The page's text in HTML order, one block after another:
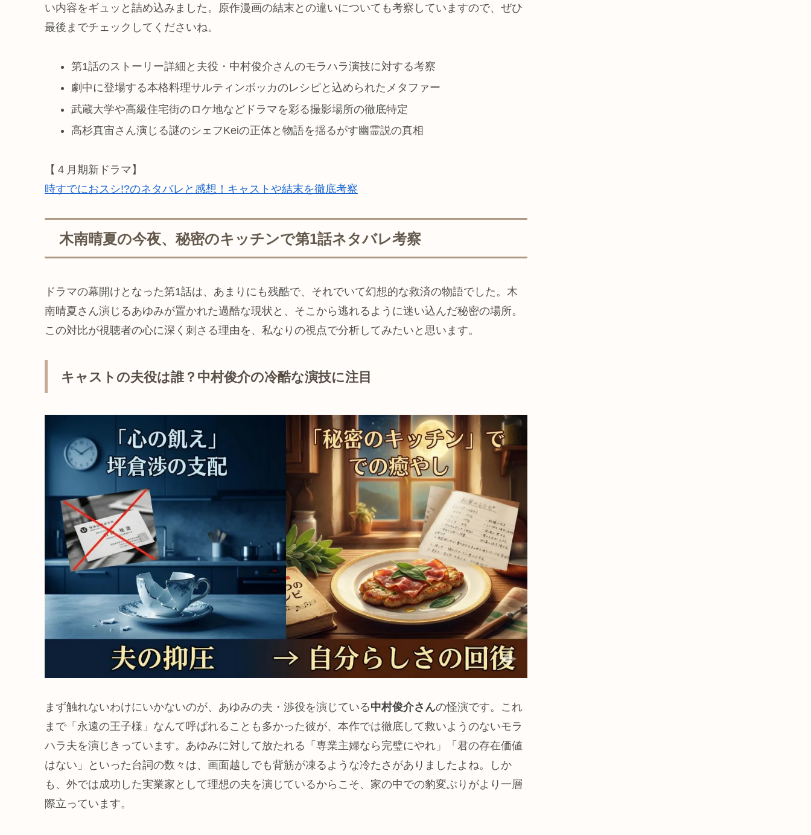
い内容をギュッと詰め込みました。原作漫画の結末との違いについても考察していますので、ぜひ
最後までチェックしてくださいね。
第1話のストーリー詳細と夫役・中村俊介さんのモラハラ演技に対する考察
劇中に登場する本格料理サルティンボッカのレシピと込められたメタファー
武蔵大学や高級住宅街のロケ地などドラマを彩る撮影場所の徹底特定
高杉真宙さん演じる謎のシェフKeiの正体と物語を揺るがす幽霊説の真相
【４月期新ドラマ】
時すでにおスシ!?のネタバレと感想！キャストや結末を徹底考察
木南晴夏の今夜、秘密のキッチンで第1話ネタバレ考察
ドラマの幕開けとなった第1話は、あまりにも残酷で、それでいて幻想的な救済の物語でした。木
南晴夏さん演じるあゆみが置かれた過酷な現状と、そこから逃れるように迷い込んだ秘密の場所。
この対比が視聴者の心に深く刺さる理由を、私なりの視点で分析してみたいと思います。
キャストの夫役は誰？中村俊介の冷酷な演技に注目
まず触れないわけにいかないのが、あゆみの夫・渉役を演じている中村俊介さんの怪演です。これ
まで「永遠の王子様」なんて呼ばれることも多かった彼が、本作では徹底して救いようのないモラ
ハラ夫を演じきっています。あゆみに対して放たれる「専業主婦なら完璧にやれ」「君の存在価値
はない」といった台詞の数々は、画面越しでも背筋が凍るような冷たさがありましたよね。しか
も、外では成功した実業家として理想の夫を演じているからこそ、家の中での豹変ぶりがより一層
際立っています。